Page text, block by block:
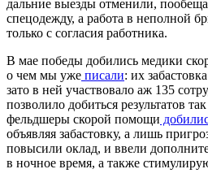
дальние выезды отменили,
спецодежду, а работа в неполной
только с согласия работника.
В мае победы добились медики
о чем мы уже писали: их
зато в ней участвовало аж 135
позволило добиться результатов
фельдшеры скорой помощи
объявляя забастовку, а лишь
повысили оклад, и ввели
в ночное время, а также